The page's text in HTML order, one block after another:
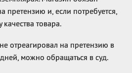
претензию и, если потребуется,
качества товара.
отреагировал на претензию в
можно обращаться в суд.